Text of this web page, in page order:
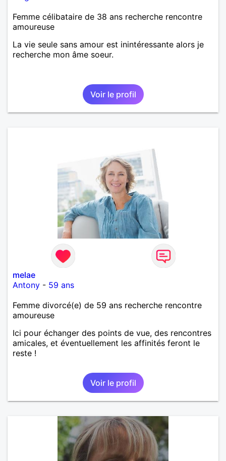
Femme célibataire de 38 ans recherche rencontre
amoureuse
La vie seule sans amour est inintéressante alors je
recherche mon âme soeur.
Voir le profil
melae
Antony - 59 ans
Femme divorcé(e) de 59 ans recherche rencontre
amoureuse
Ici pour échanger des points de vue, des rencontres
amicales, et éventuellement les affinités feront le
reste !
Voir le profil